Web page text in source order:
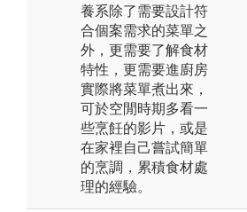
養系除了需要設計符
合個案需求的菜單之
外，更需要了解食材
特性，更需要進廚房
實際將菜單煮出來，
可於空閒時期多看一
些烹飪的影片，或是
在家裡自己嘗試簡單
的烹調，累積食材處
理的經驗。